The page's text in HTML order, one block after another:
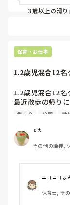
３歳以上の滑
大人の人数が
私が働いた園で
子どもの運動能
ました。
無理そうな日は
草花や虫を見つ
保育・お仕事
1.2歳児混合12名
1.2歳児混合12名
最近散歩の帰り
遊びおしまい→
手を繋いで帰る
てかれてしまい
繋ぎにくるのを
うちはこうして
集まり 公園 散
たた
その他の職種,
ニコニコま
保育士, そ